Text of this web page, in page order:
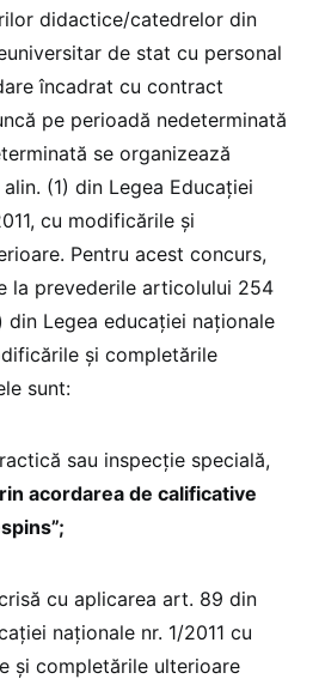
didactice/catedrelor din
de stat cu personal
încadrat cu contract
pe perioadă nedeterminată
se organizează
(1) din Legea Educației
cu modificările și
Pentru acest concurs,
la prevederile articolului 254
din Legea educației naționale
și completările
sunt:
sau inspecție specială,
acordarea de calificative
cu aplicarea art. 89 din
naționale nr. 1/2011 cu
și completările ulterioare